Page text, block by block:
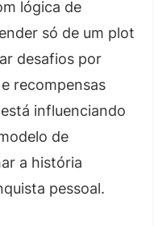
lógica de
só de um plot
desafios por
recompensas
influenciando
de
a história
pessoal.